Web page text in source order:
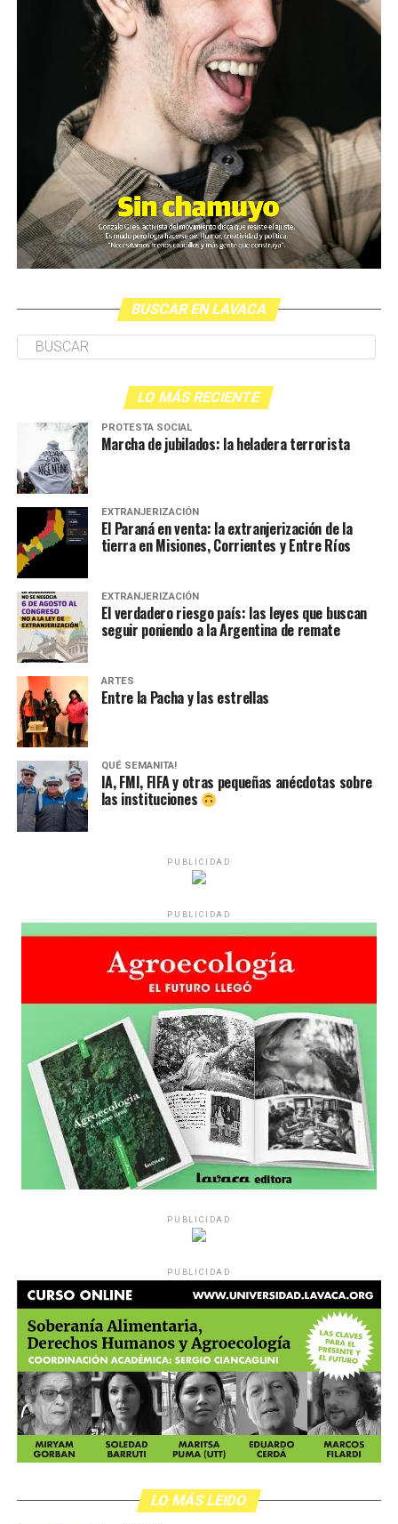
BUSCAR EN LAVACA
LO MÁS RECIENTE
PROTESTA SOCIAL
Marcha de jubilados: la heladera terrorista
EXTRANJERIZACIÓN
El Paraná en venta: la extranjerización de la
tierra en Misiones, Corrientes y Entre Ríos
EXTRANJERIZACIÓN
El verdadero riesgo país: las leyes que buscan
seguir poniendo a la Argentina de remate
ARTES
Entre la Pacha y las estrellas
QUÉ SEMANITA!
IA, FMI, FIFA y otras pequeñas anécdotas sobre
las instituciones
PUBLICIDAD
PUBLICIDAD
PUBLICIDAD
PUBLICIDAD
LO MÁS LEIDO